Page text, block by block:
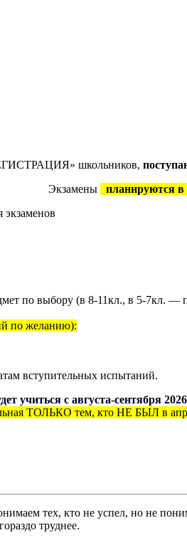
школьников,
Экзамены
планируются в
по выбору (в 8-11кл., в 5-7кл. —
по желанию):
вступительных испытаний.
учиться с августа-сентября
ТОЛЬКО тем, кто НЕ БЫЛ в
тех, кто не успел, но не
труднее.